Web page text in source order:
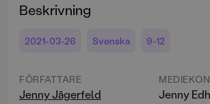
Beskrivning
2021-03-26 Svenska 9-12
FÖRFATTARE
Jenny Jägerfeld Jenny